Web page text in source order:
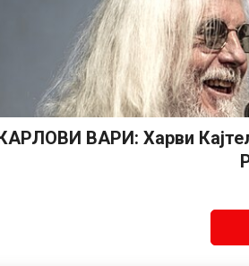
ВАРИ: Харви